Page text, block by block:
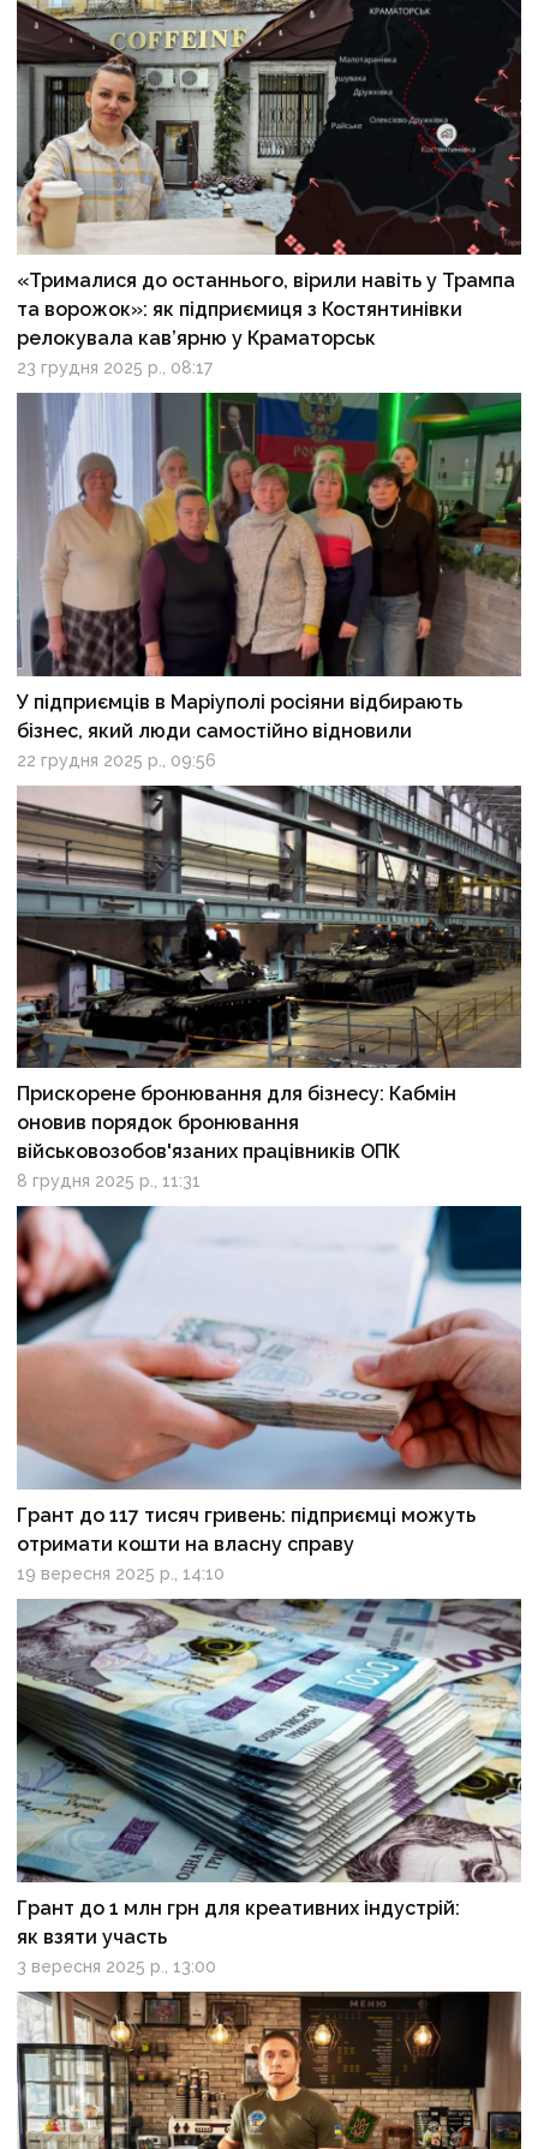
«Трималися до останнього, вірили навіть у Трампа
та ворожок»: як підприємиця з Костянтинівки
релокувала кав’ярню у Краматорськ
23 грудня 2025 р., 08:17
У підприємців в Маріуполі росіяни відбирають
бізнес, який люди самостійно відновили
22 грудня 2025 р., 09:56
Прискорене бронювання для бізнесу: Кабмін
оновив порядок бронювання
військовозобов'язаних працівників ОПК
8 грудня 2025 р., 11:31
Грант до 117 тисяч гривень: підприємці можуть
отримати кошти на власну справу
19 вересня 2025 р., 14:10
Грант до 1 млн грн для креативних індустрій:
як взяти участь
3 вересня 2025 р., 13:00